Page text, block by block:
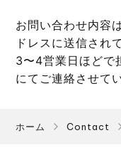
お問い合わせ内容
ドレスに送信され
3〜4営業日ほどで
にてご連絡させて
ホーム Contact